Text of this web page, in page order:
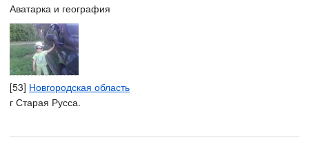
Аватарка и география
[53] Новгородская область
г Старая Русса.